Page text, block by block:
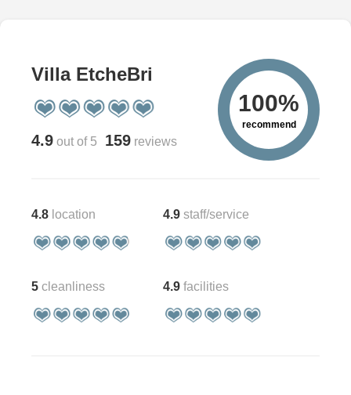
Villa EtcheBri
4.9 out of 5 159 reviews
100%
recommend
4.8 location 4.9 staff/service
5 cleanliness 4.9 facilities